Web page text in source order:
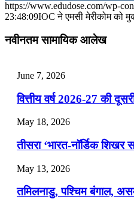
July 28, 2026
📝 डेली करेंट अफेयर्स: 25-
📝 डेली करेंट अफेयर्स: 22-
July 22, 2026
📝 डेली करेंट अफेयर्स: 19-
July 19, 2026
📝 डेली करेंट अफेयर्स: 16-
July 16, 2026
https://www.edudose.com/wp-
23:48:09IOC ने एमसी मेरीकोम को
नवीनतम सामायिक आलेख
June 7, 2026
वित्तीय वर्ष 2026-27 की
May 18, 2026
तीसरा ‘भारत-नॉर्डिक
May 13, 2026
तमिलनाडु, पश्चिम बंगाल,